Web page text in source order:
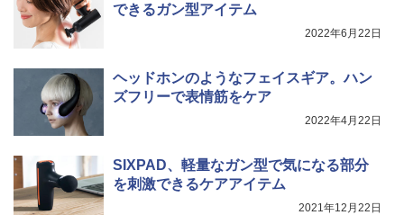
できるガン型アイテム
2022年6月22日
ヘッドホンのようなフェイスギア。ハン
ズフリーで表情筋をケア
2022年4月22日
SIXPAD、軽量なガン型で気になる部分
を刺激できるケアアイテム
2021年12月22日